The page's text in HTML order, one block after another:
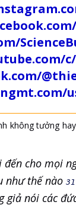
c/
không tưởng
cho mọi
như thế nào
giả nói các